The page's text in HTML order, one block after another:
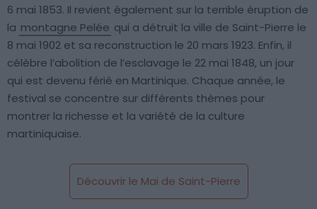
6 mai 1853. Il revient également sur la terrible éruption de
la montagne Pelée qui a détruit la ville de Saint-Pierre le
8 mai 1902 et sa reconstruction le 20 mars 1923. Enfin, il
célèbre l’abolition de l’esclavage le 22 mai 1848, un jour
qui est devenu férié en Martinique. Chaque année, le
festival se concentre sur différents thèmes pour
montrer la richesse et la variété de la culture
martiniquaise.
Découvrir le Mai de Saint-Pierre